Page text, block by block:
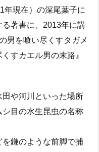
年現在）の深尾葉子に
著書に、2013年に講
男を喰い尽くすタガメ
すカエル男の末路』
田や河川といった場所
目の水生昆虫の名称
鎌のような前脚で捕